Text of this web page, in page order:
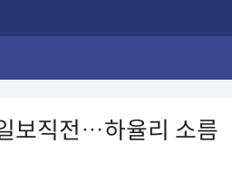
보직전…하율리 소름